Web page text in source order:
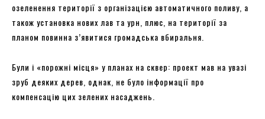
озеленення території з організацією автоматичного поливу, а
також установка нових лав та урн, плюс, на території за
планом повинна з’явитися громадська вбиральня.
Були і «порожні місця» у планах на сквер: проект мав на увазі
зруб деяких дерев, однак, не було інформації про
компенсацію цих зелених насаджень.